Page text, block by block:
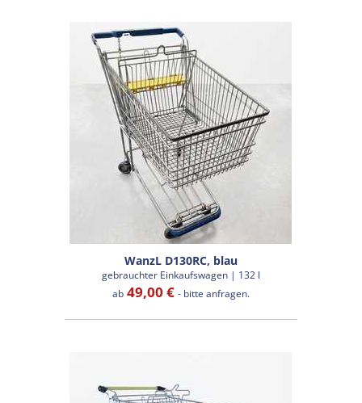
WanzL D130RC, blau
gebrauchter Einkaufswagen | 132 l
ab49,00 € - bitte anfragen.